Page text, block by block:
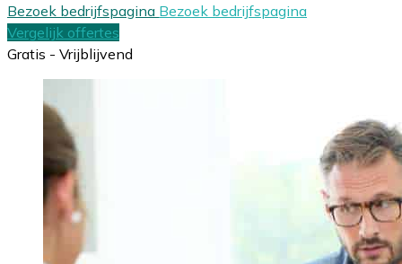
Bezoek bedrijfspagina Bezoek bedrijfspagina
Vergelijk offertes
Gratis - Vrijblijvend